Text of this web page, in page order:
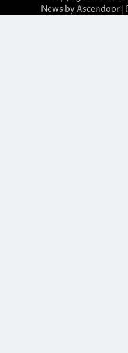
News by Ascendoor|